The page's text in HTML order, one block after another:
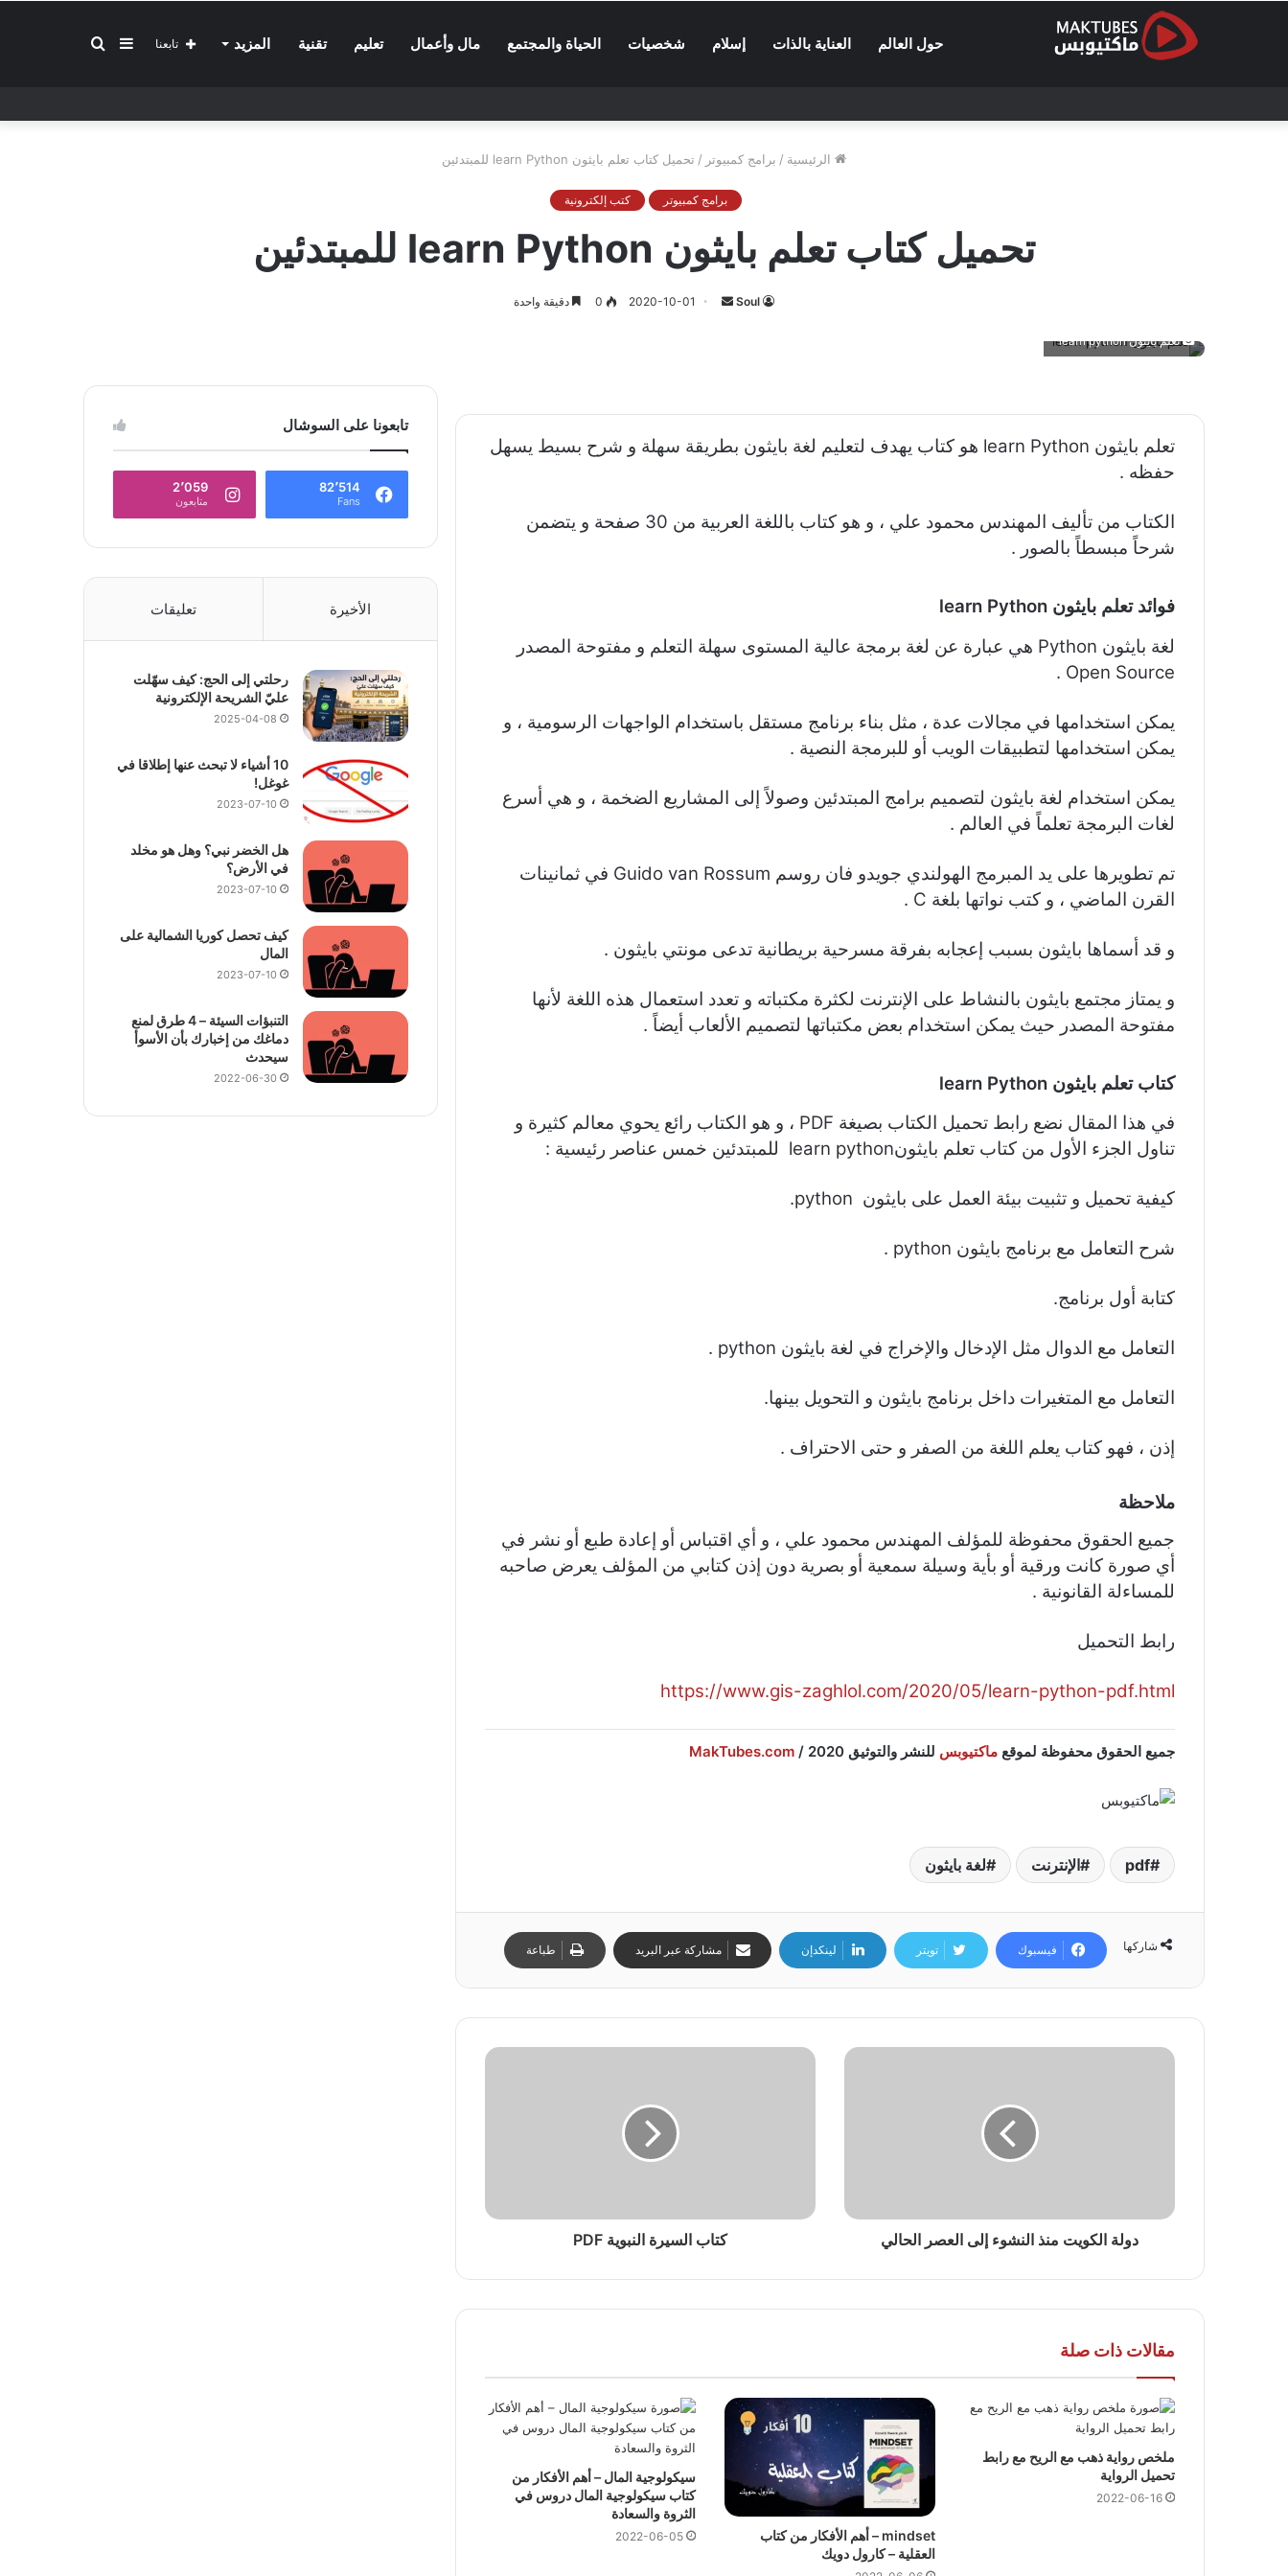
حول العالم العناية بالذات إسلام شخصيات الحياة والمجتمع مال وأعمال تعليم تقنية المزيد بحثإضافة تابعنا
الرئيسية / برامج كمبيوتر / تحميل كتاب تعلم بايثون learn Python للمبتدئين
برامج كمبيوتر كتب إلكترونية
تحميل كتاب تعلم بايثون learn Python للمبتدئين
Soul
أرسل
2020-10-01
0 دقيقة واحدة
تعلم بايثون learn python
تعلم بايثون learn Python هو كتاب يهدف لتعليم لغة بايثون بطريقة سهلة و شرح بسيط يسهل
حفظه .
الكتاب من تأليف المهندس محمود علي ، و هو كتاب باللغة العربية من 30 صفحة و يتضمن
شرحاً مبسطاً بالصور .
فوائد تعلم بايثون learn Python
لغة بايثون Python هي عبارة عن لغة برمجة عالية المستوى سهلة التعلم و مفتوحة المصدر
Open Source .
يمكن استخدامها في مجالات عدة ، مثل بناء برنامج مستقل باستخدام الواجهات الرسومية ، و
يمكن استخدامها لتطبيقات الويب أو للبرمجة النصية .
يمكن استخدام لغة بايثون لتصميم برامج المبتدئين وصولاً إلى المشاريع الضخمة ، و هي أسرع
لغات البرمجة تعلماً في العالم .
تم تطويرها على يد المبرمج الهولندي جويدو فان روسم Guido van Rossum في ثمانينات
القرن الماضي ، و كتب نواتها بلغة C .
و قد أسماها بايثون بسبب إعجابه بفرقة مسرحية بريطانية تدعى مونتي بايثون .
و يمتاز مجتمع بايثون بالنشاط على الإنترنت لكثرة مكتباته و تعدد استعمال هذه اللغة لأنها
مفتوحة المصدر حيث يمكن استخدام بعض مكتباتها لتصميم الألعاب أيضاً .
كتاب تعلم بايثون learn Python
في هذا المقال نضع رابط تحميل الكتاب بصيغة PDF ، و هو الكتاب رائع يحوي معالم كثيرة و
تناول الجزء الأول من كتاب تعلم بايثونlearn python للمبتدئين خمس عناصر رئيسية :
كيفية تحميل و تثبيت بيئة العمل على بايثون python.
شرح التعامل مع برنامج بايثون python .
كتابة أول برنامج.
التعامل مع الدوال مثل الإدخال والإخراج في لغة بايثون python .
التعامل مع المتغيرات داخل برنامج بايثون و التحويل بينها.
إذن ، فهو كتاب يعلم اللغة من الصفر و حتى الاحتراف .
ملاحظة
جميع الحقوق محفوظة للمؤلف المهندس محمود علي ، و أي اقتباس أو إعادة طبع أو نشر في
أي صورة كانت ورقية أو بأية وسيلة سمعية أو بصرية دون إذن كتابي من المؤلف يعرض صاحبه
للمساءلة القانونية .
رابط التحميل
https://www.gis-zaghlol.com/2020/05/learn-python-pdf.html
جميع الحقوق محفوظة لموقع ماكتيوبس للنشر والتوثيق 2020 / MakTubes.com
pdf الإنترنت لغة بايثون
شاركها فيسبوك تويتر لينكدإن مشاركة عبر البريد طباعة
دولة الكويت منذ النشوء إلى العصر الحالي كتاب السيرة النبوية PDF
مقالات ذات صلة
ملخص رواية ذهب مع الريح مع رابط
تحميل الرواية
2022-06-16
mindset – أهم الأفكار من كتاب
العقلية – كارول دويك
سيكولوجية المال – أهم الأفكار من
كتاب سيكولوجية المال دروس في
الثروة والسعادة
2022-06-05
تابعونا على السوشال
82٬514
Fans
2٬059
متابعون
الأخيرة تعليقات
رحلتي إلى الحج: كيف سهّلت
عليّ الشريحة الإلكترونية
2025-04-08
10 أشياء لا تبحث عنها إطلاقا في
غوغل!
2023-07-10
هل الخضر نبي؟ وهل هو مخلد
في الأرض؟
2023-07-10
كيف تحصل كوريا الشمالية على
المال
2023-07-10
التنبؤات السيئة – 4 طرق لمنع
دماغك من إخبارك بأن الأسوأ
سيحدث
2022-06-30